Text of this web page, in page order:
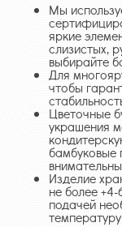
Мы
яркие
слизистых,
выбирайте
Для
чтобы
Цветочные
украшения
бамбуковые
Изделие
не более
подачей